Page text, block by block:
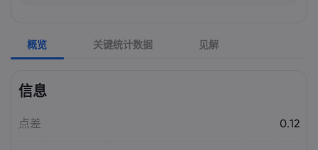
US Government Shutdown Threatens
October Inflation Data Release
US-EU Relations: Russia Sanctions Unite
概览 关键统计数据 见解
信息
点差 0.12